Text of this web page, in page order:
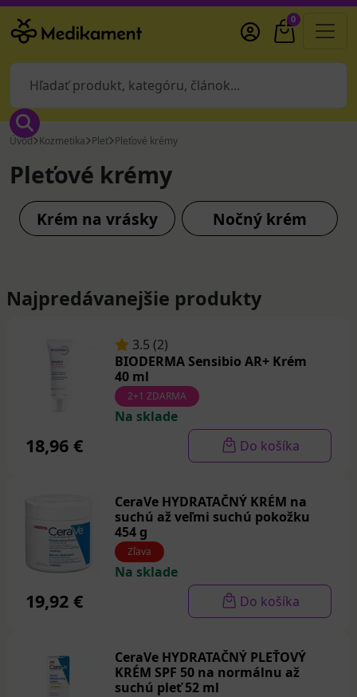
0
Úvod Kozmetika Pleť Pleťové krémy
Pleťové krémy
Krém na vrásky Nočný krém
Najpredávanejšie produkty
3.5 (2)
BIODERMA Sensibio AR+ Krém
40 ml
2+1 ZDARMA
Na sklade
18,96 € Do košíka
CeraVe HYDRATAČNÝ KRÉM na
suchú až veľmi suchú pokožku
454 g
Zľava
Na sklade
19,92 € Do košíka
CeraVe HYDRATAČNÝ PLEŤOVÝ
KRÉM SPF 50 na normálnu až
suchú pleť 52 ml